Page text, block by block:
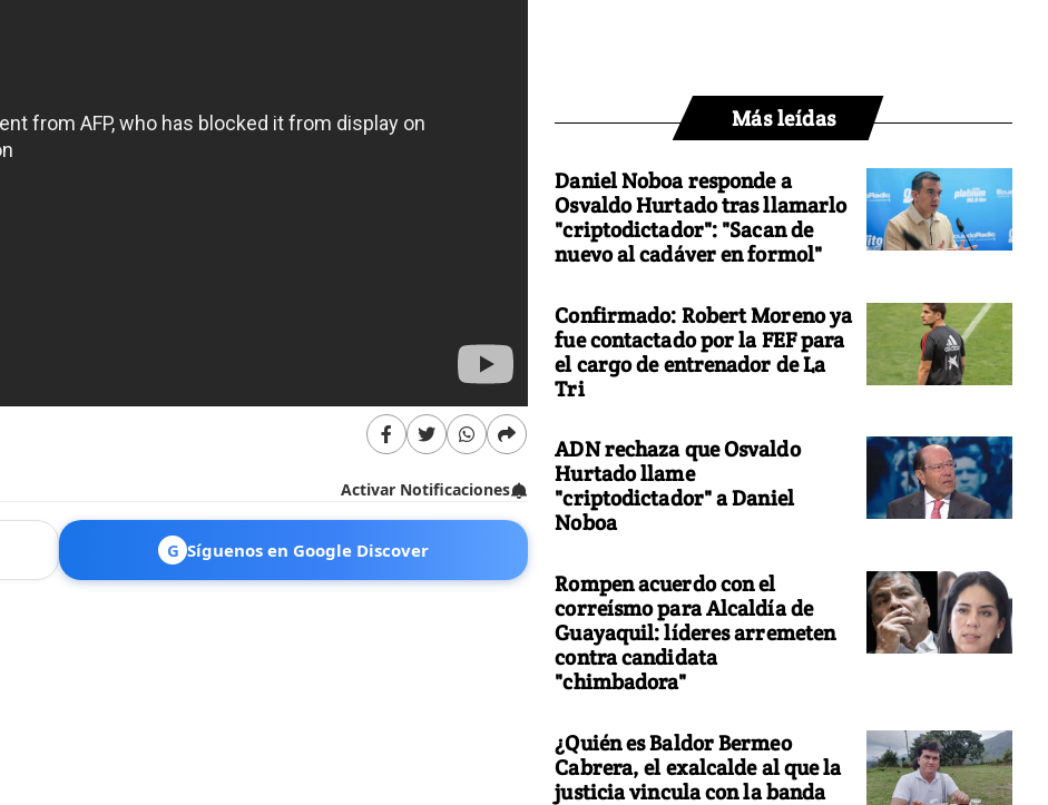
Activar Notificaciones
G Síguenos en Google Discover
Más leídas
Daniel Noboa responde a
Osvaldo Hurtado tras llamarlo
"criptodictador": "Sacan de
nuevo al cadáver en formol"
Confirmado: Robert Moreno ya
fue contactado por la FEF para
el cargo de entrenador de La
Tri
ADN rechaza que Osvaldo
Hurtado llame
"criptodictador" a Daniel
Noboa
Rompen acuerdo con el
correísmo para Alcaldía de
Guayaquil: líderes arremeten
contra candidata
"chimbadora"
¿Quién es Baldor Bermeo
Cabrera, el exalcalde al que la
justicia vincula con la banda